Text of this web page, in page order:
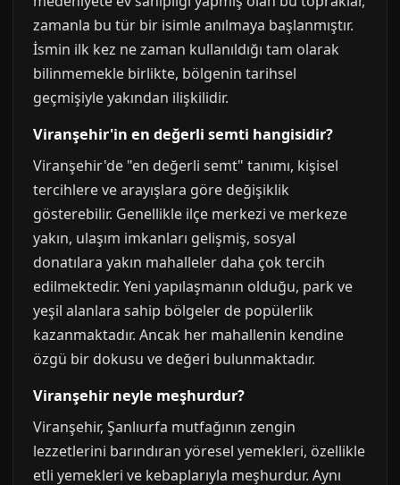
zamanla bu tür bir isimle anılmaya başlanmıştır.
İsmin ilk kez ne zaman kullanıldığı tam olarak
bilinmemekle birlikte, bölgenin tarihsel
geçmişiyle yakından ilişkilidir.
Viranşehir'in en değerli semti hangisidir?
Viranşehir'de "en değerli semt" tanımı, kişisel
tercihlere ve arayışlara göre değişiklik
gösterebilir. Genellikle ilçe merkezi ve merkeze
yakın, ulaşım imkanları gelişmiş, sosyal
donatılara yakın mahalleler daha çok tercih
edilmektedir. Yeni yapılaşmanın olduğu, park ve
yeşil alanlara sahip bölgeler de popülerlik
kazanmaktadır. Ancak her mahallenin kendine
özgü bir dokusu ve değeri bulunmaktadır.
Viranşehir neyle meşhurdur?
Viranşehir, Şanlıurfa mutfağının zengin
lezzetlerini barındıran yöresel yemekleri, özellikle
etli yemekleri ve kebaplarıyla meşhurdur. Aynı